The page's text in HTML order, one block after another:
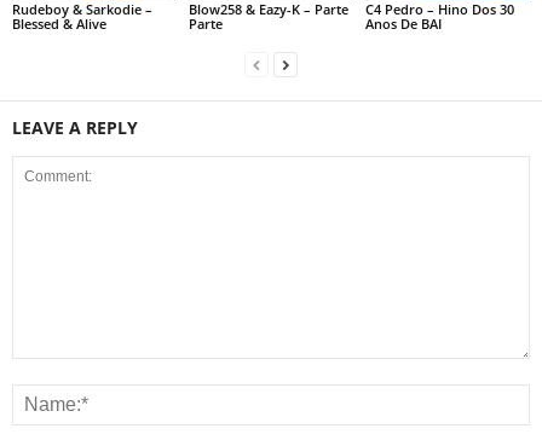
Rudeboy & Sarkodie –
Blessed & Alive
Blow258 & Eazy-K – Parte
Parte
C4 Pedro – Hino Dos 30
Anos De BAI
LEAVE A REPLY